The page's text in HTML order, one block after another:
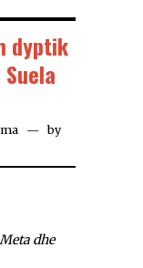
dyptik
by
dhe